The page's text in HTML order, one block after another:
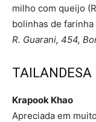
milho com queijo
bolinhas de
R. Guarani, 454,
TAILANDESA
Krapook Khao
Apreciada em